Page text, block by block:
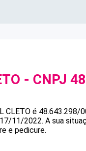
- CNPJ
CLETO é 48.643.298/
11/2022. A sua
e pedicure.